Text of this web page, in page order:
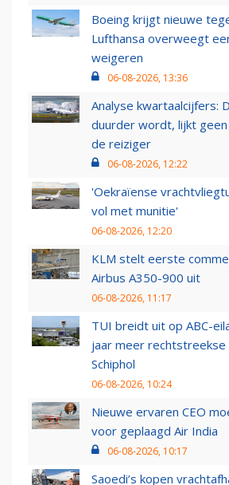
Boeing krijgt nieuwe
Lufthansa overweegt
weigeren
06-08-2026, 13:36
Analyse kwartaalcijfers:
duurder wordt, lijkt
de reiziger
06-08-2026, 12:22
'Oekraïense
vol met munitie'
06-08-2026, 12:20
KLM stelt eerste
Airbus A350-900 uit
06-08-2026, 11:17
TUI breidt uit op ABC-
jaar meer rechtstreekse
Schiphol
06-08-2026, 10:24
Nieuwe ervaren CEO
voor geplaagd Air India
06-08-2026, 10:17
Saoedi’s kopen